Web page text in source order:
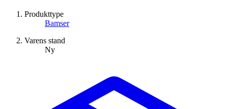
Produkttype
Bamser
Varens stand
Ny